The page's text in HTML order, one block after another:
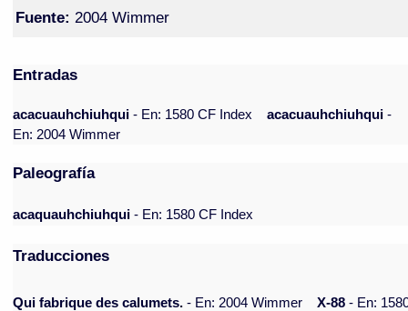
Fuente: 2004 Wimmer
Entradas
acacuauhchiuhqui- En: 1580 CF Index acacuauhchiuhqui-
En: 2004 Wimmer
Paleografía
acaquauhchiuhqui - En: 1580 CF Index
Traducciones
Qui fabrique des calumets. - En: 2004 Wimmer X-88 - En: